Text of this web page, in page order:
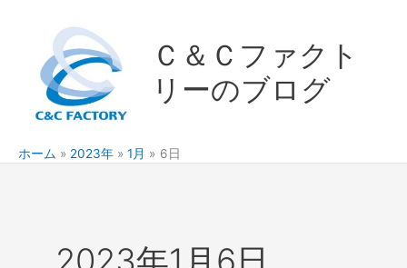
Ｃ＆Ｃファクト
リーのブログ
ホーム 2023年 1月 6日